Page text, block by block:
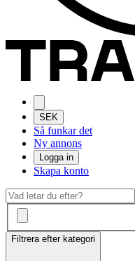
SEK
Så funkar det
Ny annons
Logga in
Skapa konto
Filtrera efter kategori